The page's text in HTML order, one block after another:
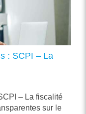
: SCPI – La
– La fiscalité
sur le